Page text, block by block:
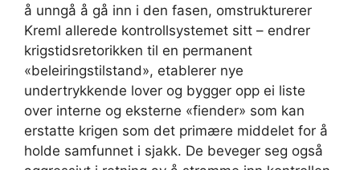
å unngå å gå inn i den fasen, omstrukturerer
Kreml allerede kontrollsystemet sitt – endrer
krigstidsretorikken til en permanent
«beleiringstilstand», etablerer nye
undertrykkende lover og bygger opp ei liste
over interne og eksterne «fiender» som kan
erstatte krigen som det primære middelet for å
holde samfunnet i sjakk. De beveger seg også